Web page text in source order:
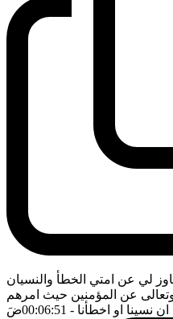
لي عن امتي الخطأ والنسيان
وتعالى عن المؤمنين حيث امرهم
ان نسينا او اخطأنا - 00:06:51 ضَ